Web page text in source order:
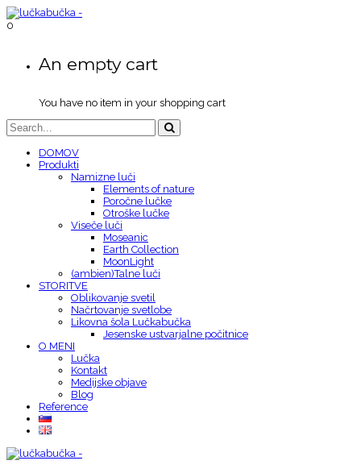
0
An empty cart
You have no item in your shopping cart
DOMOV
Produkti
Namizne luči
Elements of nature
Poročne lučke
Otroške lučke
Viseče luči
Moseanic
Earth Collection
MoonLight
(ambien)Talne luči
STORITVE
Oblikovanje svetil
Načrtovanje svetlobe
Likovna šola Lučkabučka
Jesenske ustvarjalne počitnice
O MENI
Lučka
Kontakt
Medijske objave
Blog
Reference